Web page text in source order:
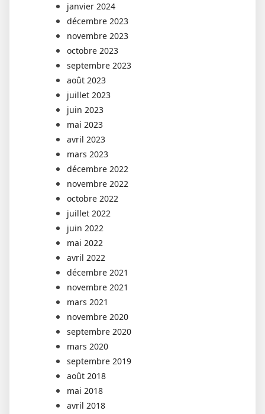
janvier 2024
décembre 2023
novembre 2023
octobre 2023
septembre 2023
août 2023
juillet 2023
juin 2023
mai 2023
avril 2023
mars 2023
décembre 2022
novembre 2022
octobre 2022
juillet 2022
juin 2022
mai 2022
avril 2022
décembre 2021
novembre 2021
mars 2021
novembre 2020
septembre 2020
mars 2020
septembre 2019
août 2018
mai 2018
avril 2018